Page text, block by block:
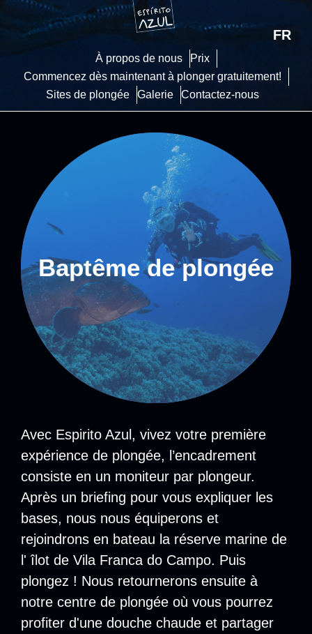
À propos de nous
Prix
Commencez dès maintenant à plonger gratuitement!
Sites de plongée
Galerie Contactez-nous
FR
Baptême de plongée
Avec Espirito Azul, vivez votre première
expérience de plongée, l’encadrement
consiste en un moniteur par plongeur.
Après un briefing pour vous expliquer les
bases, nous nous équiperons et
rejoindrons en bateau la réserve marine de
l' îlot de Vila Franca do Campo. Puis
plongez ! Nous retournerons ensuite à
notre centre de plongée où vous pourrez
profiter d'une douche chaude et partager